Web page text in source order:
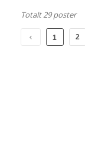
Totalt 29 poster
1 2